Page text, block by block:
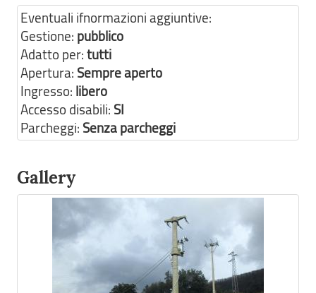
Eventuali ifnormazioni aggiuntive:
Gestione: pubblico
Adatto per:tutti
Apertura: Sempre aperto
Ingresso: libero
Accesso disabili: SI
Parcheggi: Senza parcheggi
Gallery